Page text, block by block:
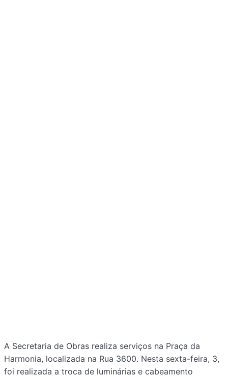
A Secretaria de Obras realiza serviços na Praça da
Harmonia, localizada na Rua 3600. Nesta sexta-feira, 3,
foi realizada a troca de luminárias e cabeamento